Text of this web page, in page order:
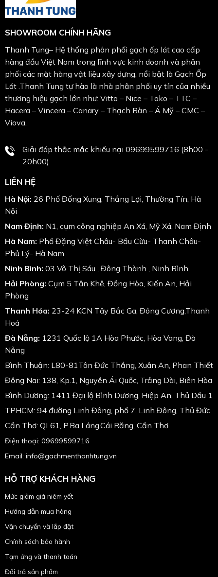
SHOWROOM CHÍNH HÃNG
Thanh Tung– Hệ thống phân phối gạch ốp lát cao cấp
hàng đầu Việt Nam trong lĩnh vực kinh doanh và phân
phối các mặt hàng vật liệu xây dựng, nổi bật là Gạch Ốp
Lát .Thanh Tung tự hào là nhà phân phối uy tín của nhiều
thương hiệu gạch lớn như: Vitto – Nice – Toko – TTC –
Hacera – Vincera – Canary – Thạch Bàn – Á Mỹ – CMC –
Viova.
Giải đáp thắc mắc khiếu nại 09699599716 (8h00 -
20h00)
LIÊN HỆ
Hà Nội: 26 Phố Đống Xung, Thắng Lợi, Thường Tín, Hà
Nội
Nam Định: N1, cụm công nghiệp An Xá, Mỹ Xá, Nam Định
Hà Nam: Phố Đặng Việt Châu- Bầu Cừu- Thanh Châu-
Phủ Lý- Hà Nam
Ninh Bình: 03 Võ Thị Sáu , Đông Thành , Ninh Bình
Hải Phòng: Cụm 5 Tân Khê, Đồng Hòa, Kiến An, Hải
Phòng
Thanh Hóa: 23-24 KCN Tây Bắc Ga, Đông Cương,Thanh
Hoá
Đà Nẵng: 1231 Quốc lộ 1A Hòa Phước, Hòa Vang, Đà
Nẵng
Bình Thuận: L80-81Tôn Đức Thắng, Xuân An, Phan Thiết
Đồng Nai: 138, Kp.1, Nguyễn Ái Quốc, Trảng Dài, Biên Hòa
Bình Dương: 1411 Đại lộ Bình Dương, Hiệp An, Thủ Dầu 1
TPHCM: 94 đường Linh Đông, phố 7, Linh Đông, Thủ Đức
Cần Thơ: QL61, P.Ba Láng,Cái Răng, Cần Thơ
Điện thoại: 09699599716
Email: info@gachmenthanhtung.vn
HỖ TRỢ KHÁCH HÀNG
Mức giảm giá niêm yết
Hướng dẫn mua hàng
Vận chuyển và lắp đặt
Chính sách bảo hành
Tạm ứng và thanh toán
Đổi trả sản phẩm